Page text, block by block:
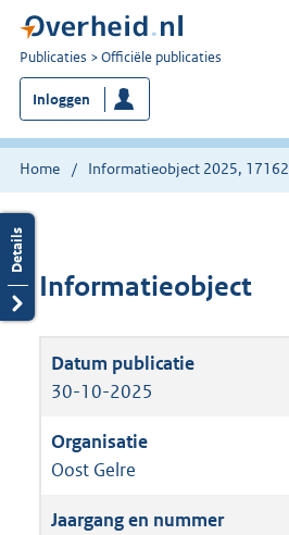
U
bent
nu
hier:
Publicaties Officiële publicaties
Inloggen
Home Informatieobject 2025, 17162
Informatieobject
30-10-2025
Oost Gelre